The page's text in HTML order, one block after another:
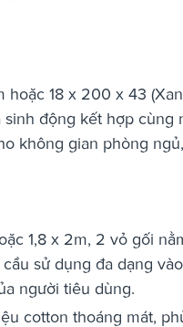
18 x 200 x 43
động kết hợp cùng
không gian phòng
1,8 x 2m, 2 vỏ gối
sử dụng đa dạng
người tiêu dùng.
cotton thoáng mát,